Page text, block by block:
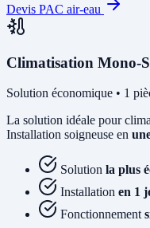
Devis PAC air-eau
Climatisation Mono-
Solution économique • 1
La solution idéale pour
Installation soigneuse en
Solution la plus
Installation en 1
Fonctionnement